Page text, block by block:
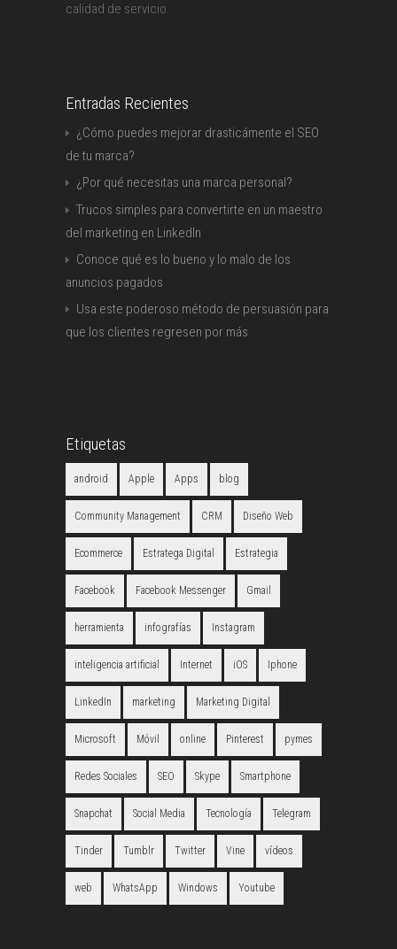
calidad de servicio.
Entradas Recientes
¿Cómo puedes mejorar drasticámente el SEO
de tu marca?
¿Por qué necesitas una marca personal?
Trucos simples para convertirte en un maestro
del marketing en LinkedIn
Conoce qué es lo bueno y lo malo de los
anuncios pagados
Usa este poderoso método de persuasión para
que los clientes regresen por más
Etiquetas
android Apple Apps blog
Community Management CRM Diseño Web
Ecommerce Estratega Digital Estrategia
Facebook Facebook Messenger Gmail
herramienta infografías Instagram
inteligencia artificial Internet iOS Iphone
LinkedIn marketing Marketing Digital
Microsoft Móvil online Pinterest pymes
Redes Sociales SEO Skype Smartphone
Snapchat Social Media Tecnología Telegram
Tinder Tumblr Twitter Vine vídeos
web WhatsApp Windows Youtube